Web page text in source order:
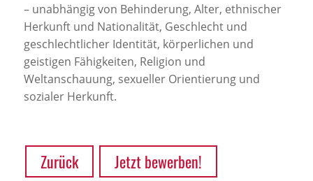
– unabhängig von Behinderung, Alter, ethnischer
Herkunft und Nationalität, Geschlecht und
geschlechtlicher Identität, körperlichen und
geistigen Fähigkeiten, Religion und
Weltanschauung, sexueller Orientierung und
sozialer Herkunft.
Zurück Jetzt bewerben!